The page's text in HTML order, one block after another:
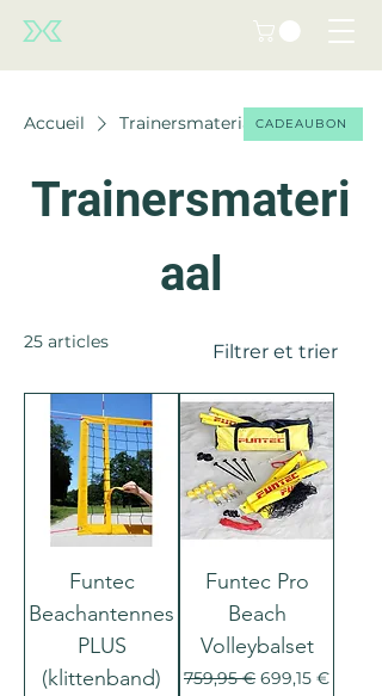
Accueil Trainersmateriaal
Trainersmateri
aal
25 articles Filtrer et trier
Funtec
Beachantennes
PLUS
(klittenband)
Funtec Pro
Beach
Volleybalset
Prix original
759,95 € Prix
699,15 €
CADEAUBON